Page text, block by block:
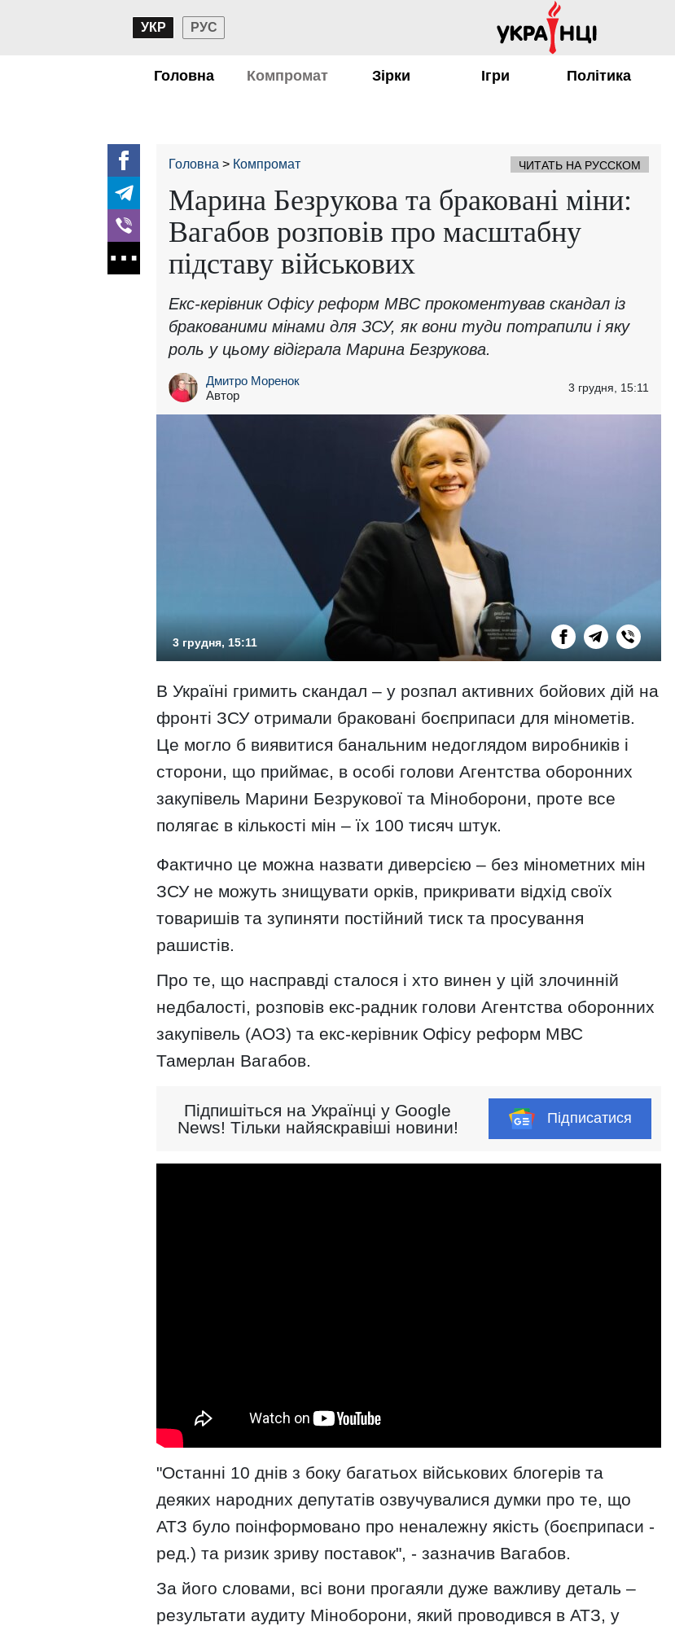
УКР РУС
Головна Компромат Зірки Ігри Політика
Головна Компромат ЧИТАТЬ НА РУССКОМ
Марина Безрукова та браковані міни:
Вагабов розповів про масштабну
підставу військових
Екс-керівник Офісу реформ МВС прокоментував скандал із
бракованими мінами для ЗСУ, як вони туди потрапили і яку
роль у цьому відіграла Марина Безрукова.
Дмитро Моренок
Автор
3 грудня, 15:11
3 грудня, 15:11
В Україні гримить скандал – у розпал активних бойових дій на
фронті ЗСУ отримали браковані боєприпаси для мінометів.
Це могло б виявитися банальним недоглядом виробників і
сторони, що приймає, в особі голови Агентства оборонних
закупівель Марини Безрукової та Міноборони, проте все
полягає в кількості мін – їх 100 тисяч штук.
Фактично це можна назвати диверсією – без мінометних мін
ЗСУ не можуть знищувати орків, прикривати відхід своїх
товаришів та зупиняти постійний тиск та просування
рашистів.
Про те, що насправді сталося і хто винен у цій злочинній
недбалості, розповів екс-радник голови Агентства оборонних
закупівель (АОЗ) та екс-керівник Офісу реформ МВС
Тамерлан Вагабов.
Підпишіться на Українці у Google
News! Тільки найяскравіші новини!
Підписатися
"Останні 10 днів з боку багатьох військових блогерів та
деяких народних депутатів озвучувалися думки про те, що
АТЗ було поінформовано про неналежну якість (боєприпаси -
ред.) та ризик зриву поставок", - зазначив Вагабов.
За його словами, всі вони прогаяли дуже важливу деталь –
результати аудиту Міноборони, який проводився в АТЗ, у